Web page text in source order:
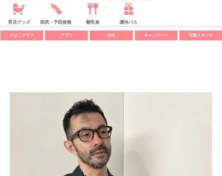
育児グッズ 病気・予防接種 離乳食 優待パス
ひよこクラブ アプリ SNS キャンペーン 写真スタジオ